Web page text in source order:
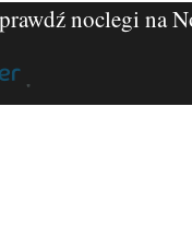
noclegi na
"